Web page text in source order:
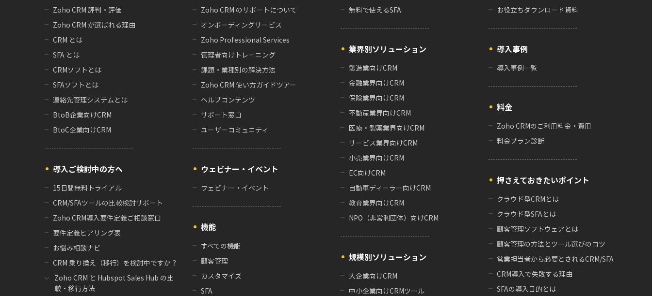
Zoho CRM 評判・評価
Zoho CRM が選ばれる理由
CRM とは
SFA とは
CRMソフトとは
SFAソフトとは
連絡先管理システムとは
BtoB企業向けCRM
BtoC企業向けCRM
導入ご検討中の方へ
15日間無料トライアル
CRM/SFAツールの比較検討サポート
Zoho CRM導入要件定義ご相談窓口
要件定義ヒアリング表
お悩み相談ナビ
CRM 乗り換え（移行）を検討中ですか？
Zoho CRM と Hubspot Sales Hub の比
較・移行方法
Zoho CRM のサポートについて
オンボーディングサービス
Zoho Professional Services
管理者向けトレーニング
課題・業種別の解決方法
Zoho CRM 使い方ガイドツアー
ヘルプコンテンツ
サポート窓口
ユーザーコミュニティ
ウェビナー・イベント
ウェビナー・イベント
機能
すべての機能
顧客管理
カスタマイズ
SFA
無料で使えるSFA
業界別ソリューション
製造業向けCRM
金融業界向けCRM
保険業界向けCRM
不動産業界向けCRM
医療・製薬業界向けCRM
サービス業界向けCRM
小売業界向けCRM
EC向けCRM
自動車ディーラー向けCRM
教育業界向けCRM
NPO（非営利団体）向けCRM
規模別ソリューション
大企業向けCRM
中小企業向けCRMツール
お役立ちダウンロード資料
導入事例
導入事例一覧
料金
Zoho CRMのご利用料金・費用
料金プラン診断
押さえておきたいポイント
クラウド型CRMとは
クラウド型SFAとは
顧客管理ソフトウェアとは
顧客管理の方法とツール選びのコツ
営業担当者から必要とされるCRM/SFA
CRM導入で失敗する理由
SFAの導入目的とは